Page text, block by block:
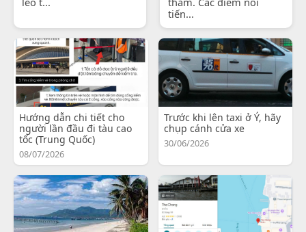
tiến...
Hướng dẫn chi tiết cho
người lần đầu đi tàu cao
tốc (Trung Quốc)
08/07/2026
Trước khi lên taxi ở Ý, hãy
chụp cánh cửa xe
30/06/2026